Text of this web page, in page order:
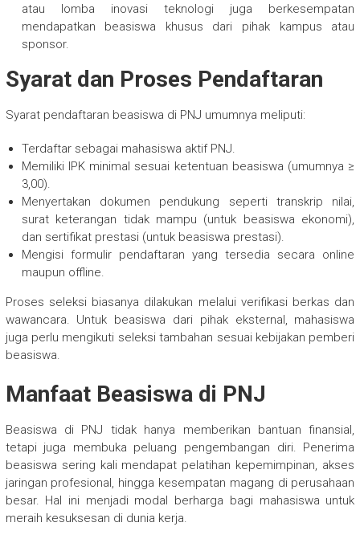
atau lomba inovasi teknologi juga berkesempatan
mendapatkan beasiswa khusus dari pihak kampus atau
sponsor.
Syarat dan Proses Pendaftaran
Syarat pendaftaran beasiswa di PNJ umumnya meliputi:
Terdaftar sebagai mahasiswa aktif PNJ.
Memiliki IPK minimal sesuai ketentuan beasiswa (umumnya ≥
3,00).
Menyertakan dokumen pendukung seperti transkrip nilai,
surat keterangan tidak mampu (untuk beasiswa ekonomi),
dan sertifikat prestasi (untuk beasiswa prestasi).
Mengisi formulir pendaftaran yang tersedia secara online
maupun offline.
Proses seleksi biasanya dilakukan melalui verifikasi berkas dan
wawancara. Untuk beasiswa dari pihak eksternal, mahasiswa
juga perlu mengikuti seleksi tambahan sesuai kebijakan pemberi
beasiswa.
Manfaat Beasiswa di PNJ
Beasiswa di PNJ tidak hanya memberikan bantuan finansial,
tetapi juga membuka peluang pengembangan diri. Penerima
beasiswa sering kali mendapat pelatihan kepemimpinan, akses
jaringan profesional, hingga kesempatan magang di perusahaan
besar. Hal ini menjadi modal berharga bagi mahasiswa untuk
meraih kesuksesan di dunia kerja.